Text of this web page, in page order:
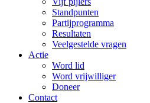
Standpunten
Partijprogramma
Resultaten
Veelgestelde vragen
Actie
Word lid
Word vrijwilliger
Doneer
Contact